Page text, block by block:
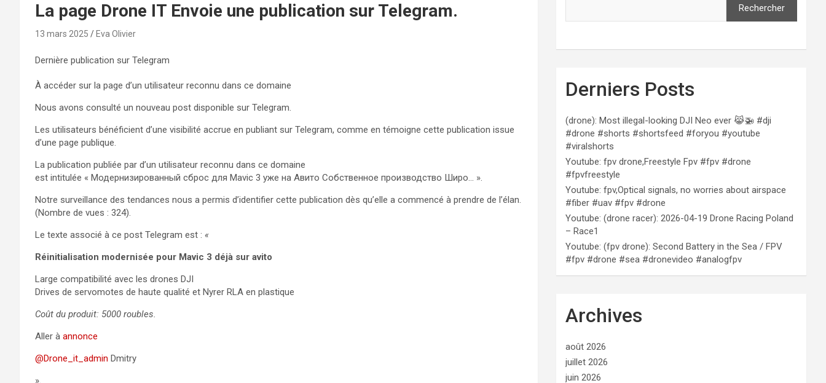
La page Drone IT Envoie une publication sur Telegram.
13 mars 2025 Eva Olivier
Dernière publication sur Telegram
À accéder sur la page d’un utilisateur reconnu dans ce domaine
Nous avons consulté un nouveau post disponible sur Telegram.
Les utilisateurs bénéficient d’une visibilité accrue en publiant sur Telegram, comme en témoigne cette publication issue
d’une page publique.
La publication publiée par d’un utilisateur reconnu dans ce domaine
est intitulée « Модернизированный сброс для Mavic 3 уже на Авито Собственное производство Широ… ».
Notre surveillance des tendances nous a permis d’identifier cette publication dès qu’elle a commencé à prendre de l’élan.
(Nombre de vues : 324).
Le texte associé à ce post Telegram est : «
Réinitialisation modernisée pour Mavic 3 déjà sur avito
Large compatibilité avec les drones DJI
Drives de servomotes de haute qualité et Nyrer RLA en plastique
Coût du produit: 5000 roubles.
Aller à annonce
@Drone_it_admin Dmitry
».
Rechercher
Derniers Posts
(drone): Most illegal-looking DJI Neo ever 😹🚁 #dji
#drone #shorts #shortsfeed #foryou #youtube
#viralshorts
Youtube: fpv drone,Freestyle Fpv #fpv #drone
#fpvfreestyle
Youtube: fpv,Optical signals, no worries about airspace
#fiber #uav #fpv #drone
Youtube: (drone racer): 2026-04-19 Drone Racing Poland
– Race1
Youtube: (fpv drone): Second Battery in the Sea / FPV
#fpv #drone #sea #dronevideo #analogfpv
Archives
août 2026
juillet 2026
juin 2026